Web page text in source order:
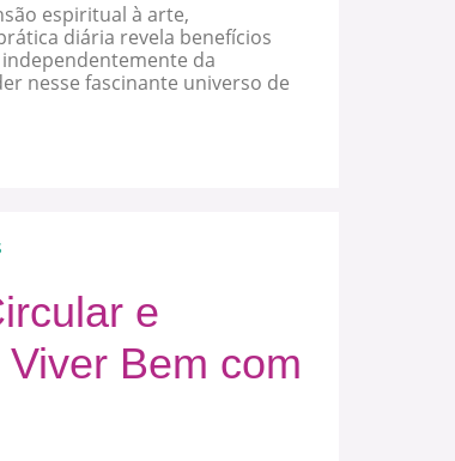
espiritual à arte,
diária revela benefícios
da
nesse fascinante universo de
e
Bem com